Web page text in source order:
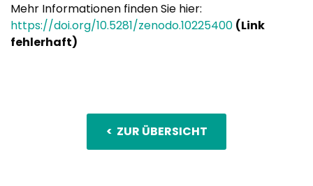
Mehr Informationen finden Sie hier:
https://doi.org/10.5281/zenodo.10225400 (Link
fehlerhaft)
< ZUR ÜBERSICHT